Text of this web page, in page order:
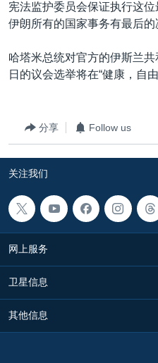
GEN Z 看美国
宪法监护委员会保证执行这
伊朗所有的国家事务有最后的
哈塔米总统对官方的伊斯兰
日的议会选举将在“健康，自
分享 Follow us
关注我们
网上服务
卫星信息
其他信息